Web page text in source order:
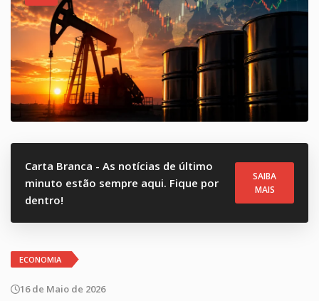
Carta Branca - As notícias de último
minuto estão sempre aqui. Fique por
dentro!
SAIBA
MAIS
ECONOMIA
16 de Maio de 2026